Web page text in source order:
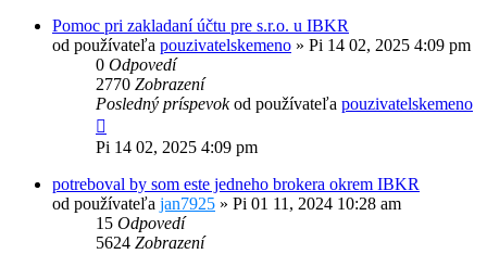
Pomoc pri zakladaní účtu pre s.r.o. u IBKR
od používateľa pouzivatelskemeno » Pi 14 02, 2025 4:09 pm
0 Odpovedí
2770 Zobrazení
Posledný príspevokod používateľa pouzivatelskemeno
Pi 14 02, 2025 4:09 pm
potreboval by som este jedneho brokera okrem IBKR
od používateľa jan7925 » Pi 01 11, 2024 10:28 am
15 Odpovedí
5624 Zobrazení